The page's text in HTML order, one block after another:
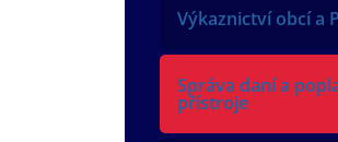
Výkaznictví obcí a
Správa daní a
přístroje